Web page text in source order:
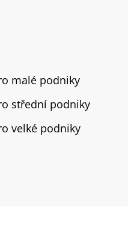
malé podniky
střední podniky
velké podniky